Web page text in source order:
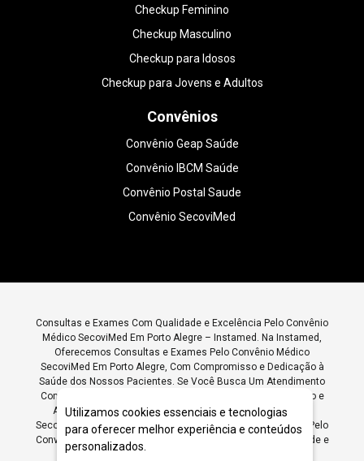
Checkup Feminino
Checkup Masculino
Checkup para Idosos
Checkup para Jovens e Adultos
Convênios
Convênio Geap Saúde
Convênio IBCM Saúde
Convênio Postal Saude
Convênio SecoviMed
Consultas e Exames Com Qualidade e Excelência Pelo Convênio
Médico SecoviMed Em Porto Alegre – Instamed. Na Instamed,
Oferecemos Consultas e Exames Pelo Convênio Médico
SecoviMed Em Porto Alegre, Com Compromisso e Dedicação à
Saúde dos Nossos Pacientes. Se Você Busca Um Atendimento
Completo para Avaliar Sua Saúde, Entre Em Contato Conosco e
Agende Suas Consultas e Exames Pelo Convênio Médico
SecoviMed Em Porto Alegre. Instamed: Consultas e Exames Pelo
Convênio Médico SecoviMed Em Porto Alegre para a Sua Saúde e
Utilizamos cookies essenciais e tecnologias
para oferecer melhor experiência e conteúdos
personalizados.